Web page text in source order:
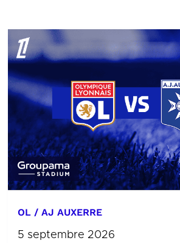
OL / AJ AUXERRE
5 septembre 2026